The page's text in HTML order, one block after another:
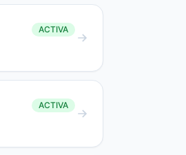
ACTIVA
ACTIVA